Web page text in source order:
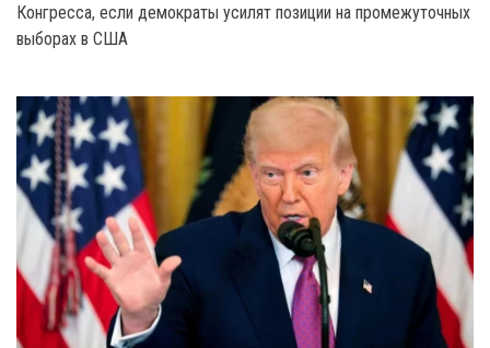
Конгресса, если демократы усилят позиции на промежуточных
выборах в США